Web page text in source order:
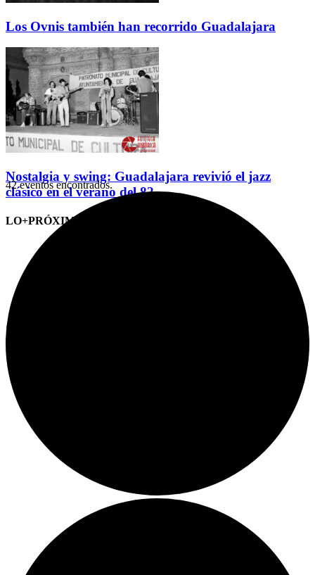
Los Ovnis también han recorrido Guadalajara
Nostalgia y swing: Guadalajara revivió el jazz
clásico en el verano del 82
LO+PRÓXIMO (CITAS)
42 eventos encontrados.